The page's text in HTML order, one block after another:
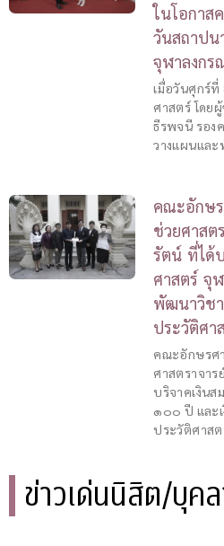
ในโอกาส
วันสถาปน
จุฬาลงกร
เมื่อวันศุกร์
ศาสตร์ โดย
ธีรพจนี รอ
วางแผนแล
คณะอักษ
ช่วยศาสต
รัตน์ ที่ได้
ศาสตร์ จุ
พัฒนาวิช
ประวัติศา
คณะอักษรศ
ศาสตราจา
บริจาคเงิน
๑๐๐ ปี และ
ประวัติศาส
ข่าวเด่นนิสิต/บุค